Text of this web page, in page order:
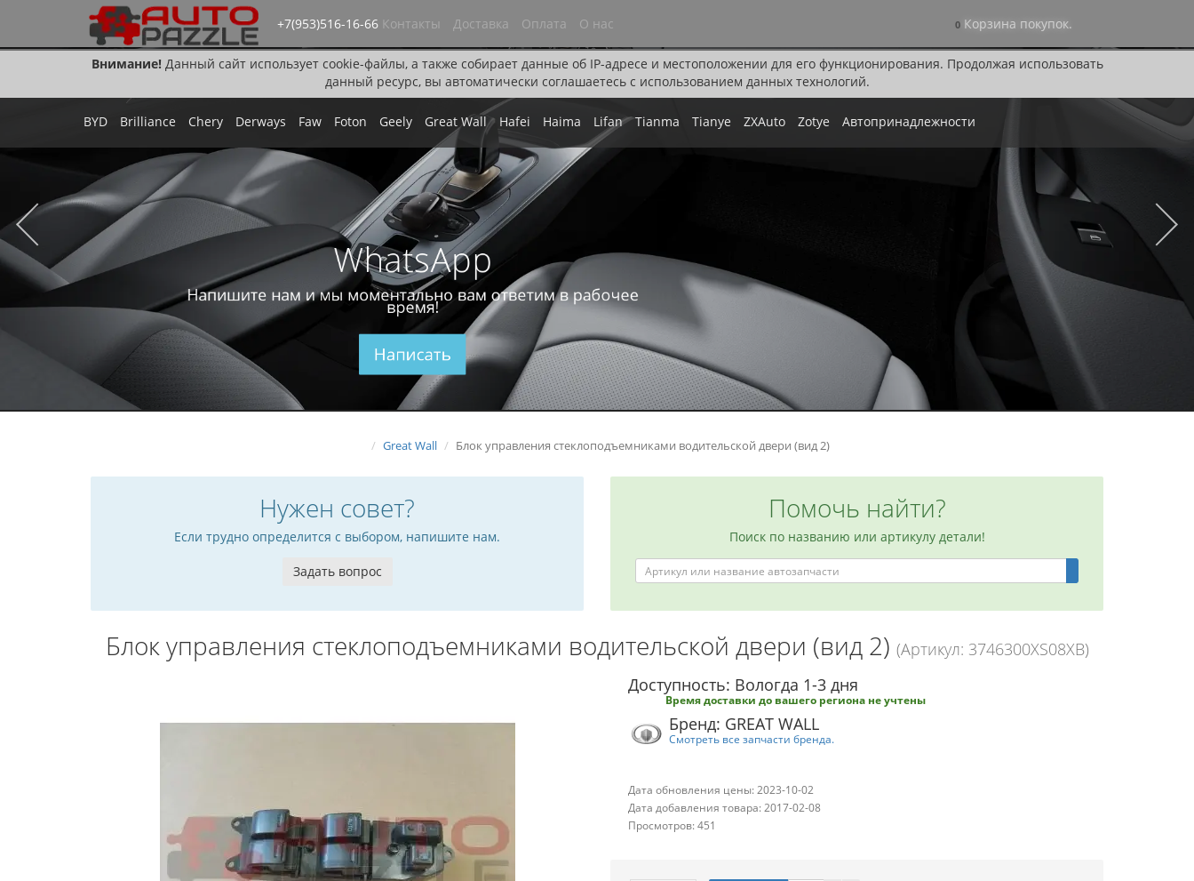
Внимание!Данный сайт использует cookie-файлы, а также собирает данные об IP-адресе и местоположении для его функционирования. Продолжая использовать
данный ресурс, вы автоматически соглашаетесь с использованием данных технологий.
+7(953)516-16-66 Контакты Доставка Оплата О нас 0 Корзина покупок.
BYD Brilliance Chery Derways Faw Foton Geely Great Wall Hafei Haima Lifan Tianma Tianye ZXAuto Zotye Автопринадлежности
WhatsApp
Напишите нам и мы моментально вам ответим в рабочее
время!
Написать
Great Wall Блок управления стеклоподъемниками водительской двери (вид 2)
Нужен совет?
Если трудно определится с выбором, напишите нам.
Задать вопрос
Помочь найти?
Поиск по названию или артикулу детали!
Блок управления стеклоподъемниками водительской двери (вид 2) (Артикул: 3746300XS08XB)
Доступность: Вологда 1-3 дня
Время доставки до вашего региона не учтены
Бренд: GREAT WALL
Смотреть все запчасти бренда.
Дата обновления цены: 2023-10-02
Дата добавления товара: 2017-02-08
Просмотров: 451